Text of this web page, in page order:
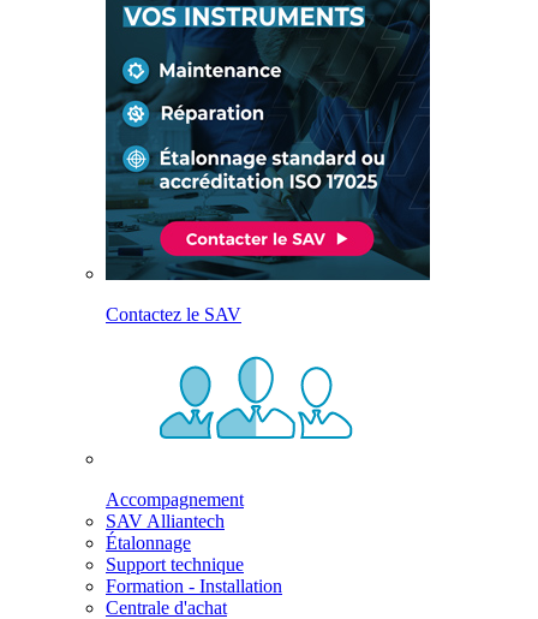
Contactez le SAV
Accompagnement
SAV Alliantech
Étalonnage
Support technique
Formation - Installation
Centrale d'achat